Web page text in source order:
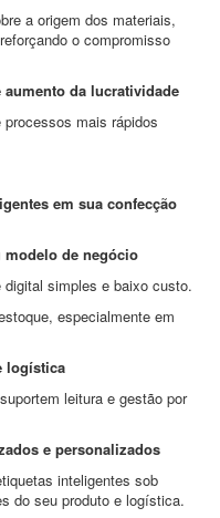
a origem dos materiais,
o compromisso
aumento da lucratividade
mais rápidos
em sua confecção
modelo de negócio
simples e baixo custo.
especialmente em
logística
leitura e gestão por
e personalizados
inteligentes sob
do seu produto e logística.